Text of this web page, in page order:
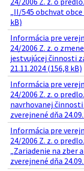
„II/545 obchvat obce
kB)
Informácia pre
24/2006 Z. z. o
jestvujúcej činnosti
21.11.2024 (156,8 kB)
Informácia pre
24/2006 Z. z. o
navrhovanej činnosti
zverejnené dňa
Informácia pre
24/2006 Z. z. o
„Zariadenie na zber
zverejnené dňa